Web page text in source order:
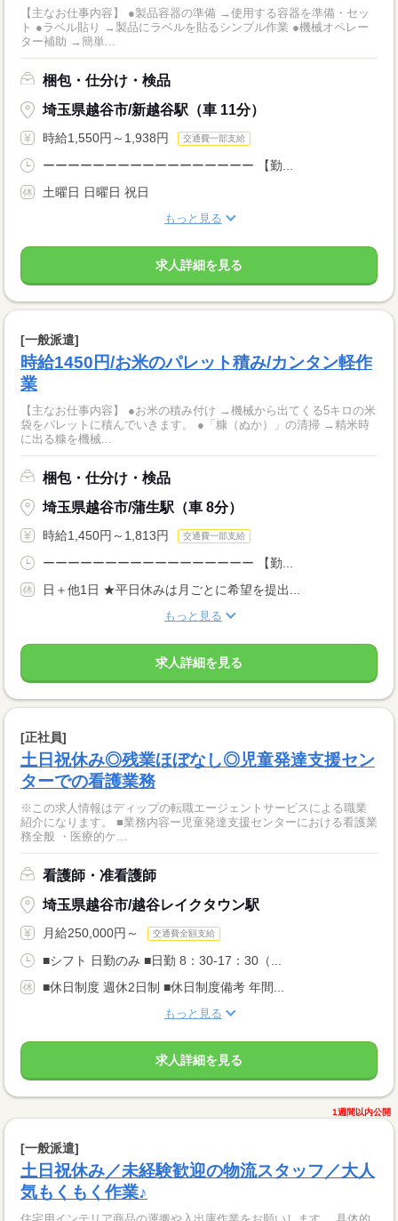
【主なお仕事内容】 ●製品容器の準備 →使用する容器を準備・セッ
ト ●ラベル貼り →製品にラベルを貼るシンプル作業 ●機械オペレー
ター補助 →簡単...
梱包・仕分け・検品
埼玉県越谷市/新越谷駅（車 11分）
時給1,550円～1,938円 交通費一部支給
ーーーーーーーーーーーーーーーーー 【勤...
土曜日 日曜日 祝日
もっと見る
求人詳細を見る
[一般派遣]
時給1450円/お米のパレット積み/カンタン軽作
業
【主なお仕事内容】 ●お米の積み付け →機械から出てくる5キロの米
袋をパレットに積んでいきます。 ●「糠（ぬか）」の清掃 →精米時
に出る糠を機械...
梱包・仕分け・検品
埼玉県越谷市/蒲生駅（車 8分）
時給1,450円～1,813円 交通費一部支給
ーーーーーーーーーーーーーーーーー 【勤...
日＋他1日 ★平日休みは月ごとに希望を提出...
もっと見る
求人詳細を見る
[正社員]
土日祝休み◎残業ほぼなし◎児童発達支援セン
ターでの看護業務
※この求人情報はディップの転職エージェントサービスによる職業
紹介になります。 ■業務内容ー児童発達支援センターにおける看護業
務全般 ・医療的ケ...
看護師・准看護師
埼玉県越谷市/越谷レイクタウン駅
月給250,000円～ 交通費全額支給
■シフト 日勤のみ ■日勤 8：30-17：30（...
■休日制度 週休2日制 ■休日制度備考 年間...
もっと見る
求人詳細を見る
1週間以内公開
[一般派遣]
土日祝休み／未経験歓迎の物流スタッフ／大人
気もくもく作業♪